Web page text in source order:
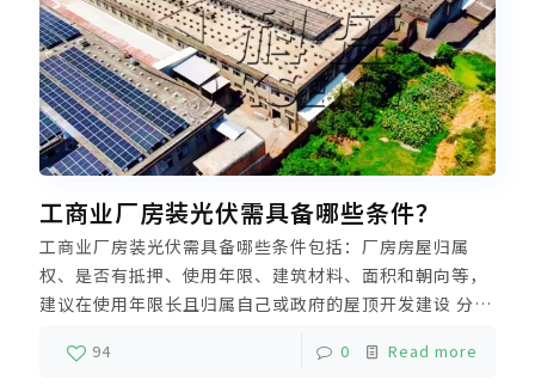
工商业厂房装光伏需具备哪些条件？
工商业厂房装光伏需具备哪些条件包括：厂房房屋归属
权、是否有抵押、使用年限、建筑材料、面积和朝向等，
建议在使用年限长且归属自己或政府的屋顶开发建设 分布
式光伏。除此之外，屋顶倾斜角度、方位角以及周边是否
有遮挡物，屋顶上是否有风机口及其它设备等也相当重
94 0 Read more